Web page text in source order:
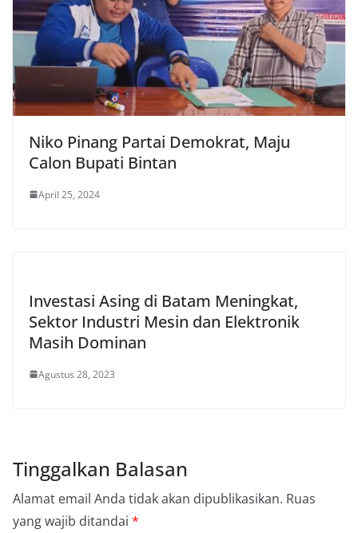
Niko Pinang Partai Demokrat, Maju
Calon Bupati Bintan
April 25, 2024
Investasi Asing di Batam Meningkat,
Sektor Industri Mesin dan Elektronik
Masih Dominan
Agustus 28, 2023
Tinggalkan Balasan
Alamat email Anda tidak akan dipublikasikan. Ruas
yang wajib ditandai *